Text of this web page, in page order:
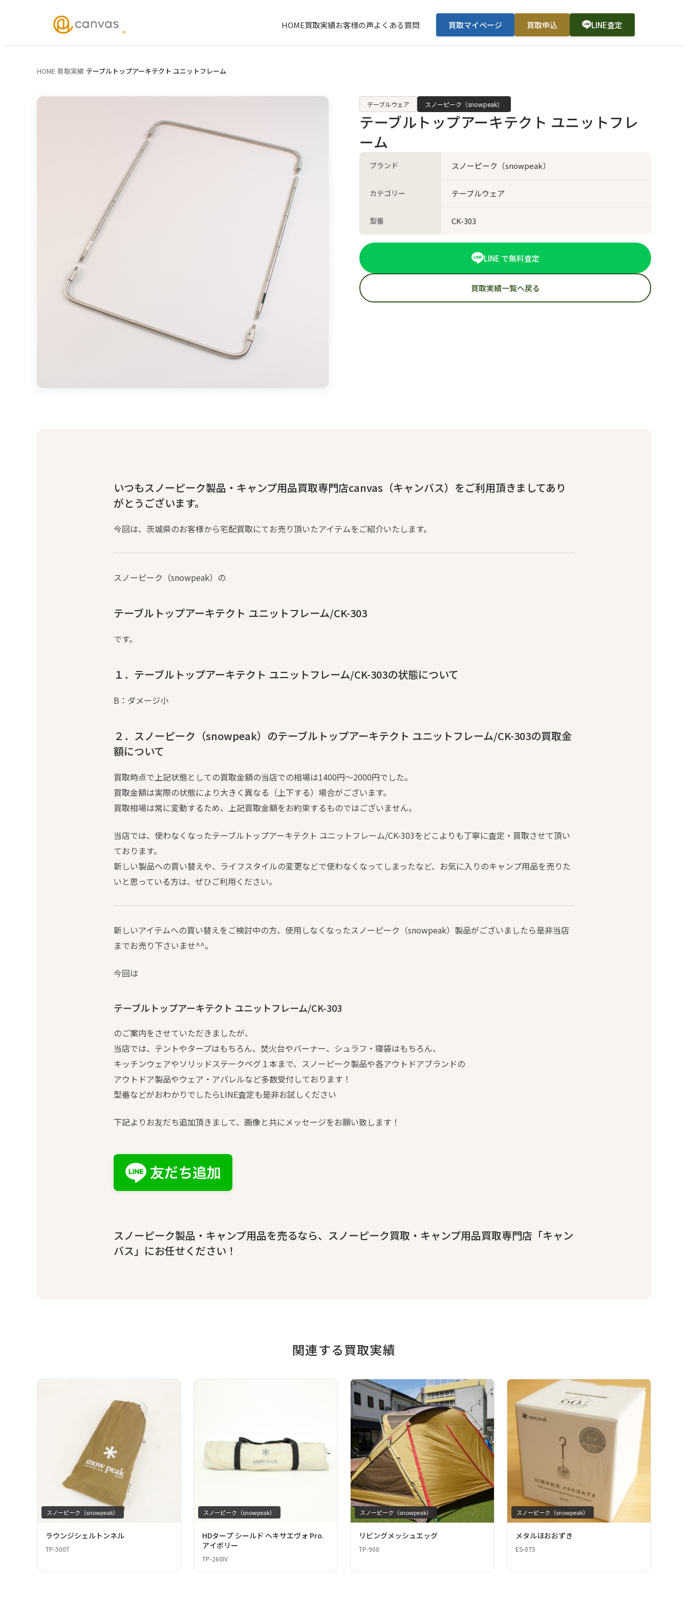
HOME買取実績お客様の声よくある質問 買取マイページ 買取申込 LINE査定
HOME›買取実績›テーブルトップアーキテクト ユニットフレーム
テーブルウェア スノーピーク（snowpeak）
テーブルトップアーキテクト ユニットフレ
ーム
ブランド スノーピーク（snowpeak）
カテゴリー テーブルウェア
型番 CK-303
LINE で無料査定
買取実績一覧へ戻る
いつもスノーピーク製品・キャンプ用品買取専門店canvas（キャンバス）をご利用頂きましてあり
がとうございます。
今回は、茨城県のお客様から宅配買取にてお売り頂いたアイテムをご紹介いたします。
スノーピーク（snowpeak）の
テーブルトップアーキテクト ユニットフレーム/CK-303
です。
１．テーブルトップアーキテクト ユニットフレーム/CK-303の状態について
B：ダメージ小
２．スノーピーク（snowpeak）のテーブルトップアーキテクト ユニットフレーム/CK-303の買取金
額について
買取時点で上記状態としての買取金額の当店での相場は1400円～2000円でした。
買取金額は実際の状態により大きく異なる（上下する）場合がございます。
買取相場は常に変動するため、上記買取金額をお約束するものではございません。
当店では、使わなくなったテーブルトップアーキテクト ユニットフレーム/CK-303をどこよりも丁寧に査定・買取させて頂い
ております。
新しい製品への買い替えや、ライフスタイルの変更などで使わなくなってしまったなど、お気に入りのキャンプ用品を売りた
いと思っている方は、ぜひご利用ください。
新しいアイテムへの買い替えをご検討中の方、使用しなくなったスノーピーク（snowpeak）製品がございましたら是非当店
までお売り下さいませ^^。
今回は
テーブルトップアーキテクト ユニットフレーム/CK-303
のご案内をさせていただきましたが、
当店では、テントやタープはもちろん、焚火台やバーナー、シュラフ・寝袋はもちろん、
キッチンウェアやソリッドステークペグ１本まで、スノーピーク製品や各アウトドアブランドの
アウトドア製品やウェア・アパレルなど多数受付しております！
型番などがおわかりでしたらLINE査定も是非お試しください
下記よりお友だち追加頂きまして、画像と共にメッセージをお願い致します！
スノーピーク製品・キャンプ用品を売るなら、スノーピーク買取・キャンプ用品買取専門店「キャン
バス」にお任せください！
関連する買取実績
スノーピーク（snowpeak）
ラウンジシェルトンネル
TP-500T
スノーピーク（snowpeak）
HDタープ シールド ヘキサエヴォ Pro.
アイボリー
TP-260IV
スノーピーク（snowpeak）
リビングメッシュエッグ
TP-900
スノーピーク（snowpeak）
メタルほおおずき
ES-075